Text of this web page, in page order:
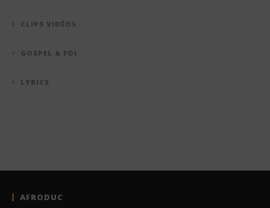
CLIPS VIDÉOS
GOSPEL & FOI
LYRICS
AFRODUC